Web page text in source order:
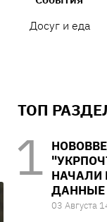
Досуг и еда
ТОП
НАЧАЛИ
ДАННЫЕ
03 Августа